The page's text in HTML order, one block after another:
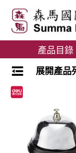
產品目錄
展開產品